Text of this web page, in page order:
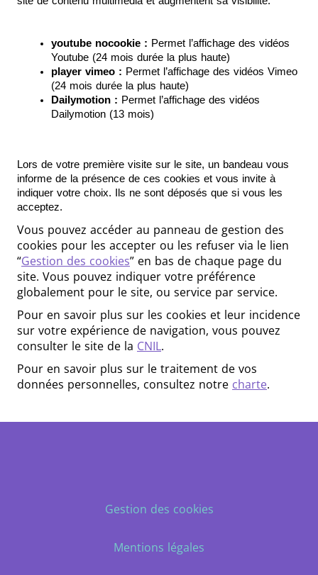
youtube nocookie : Permet l’affichage des vidéos
Youtube (24 mois durée la plus haute)
player vimeo : Permet l’affichage des vidéos Vimeo
(24 mois durée la plus haute)
Dailymotion : Permet l’affichage des vidéos
Dailymotion (13 mois)
Lors de votre première visite sur le site, un bandeau vous
informe de la présence de ces cookies et vous invite à
indiquer votre choix. Ils ne sont déposés que si vous les
acceptez.
Vous pouvez accéder au panneau de gestion des
cookies pour les accepter ou les refuser via le lien
“Gestion des cookies” en bas de chaque page du
site. Vous pouvez indiquer votre préférence
globalement pour le site, ou service par service.
Pour en savoir plus sur les cookies et leur incidence
sur votre expérience de navigation, vous pouvez
consulter le site de la CNIL.
Pour en savoir plus sur le traitement de vos
données personnelles, consultez notre charte.
Gestion des cookies
Mentions légales